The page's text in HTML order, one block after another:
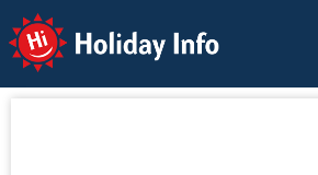
Holiday Info